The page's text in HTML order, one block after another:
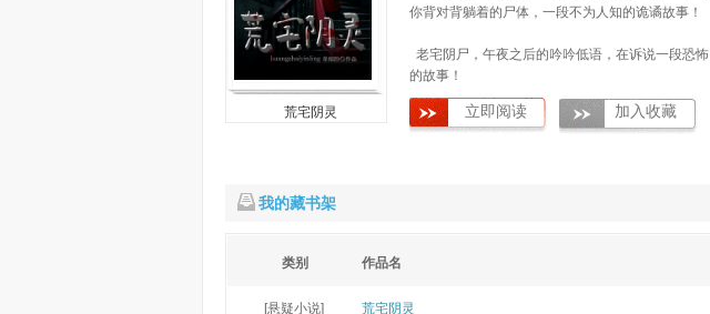
荒宅阴灵
你背对背躺着的尸体，一段不为人知的诡谲故事！
老宅阴尸，午夜之后的吟吟低语，在诉说一段恐怖
的故事！
立即阅读 加入收藏
我的藏书架
类别 作品名
[悬疑小说] 荒宅阴灵